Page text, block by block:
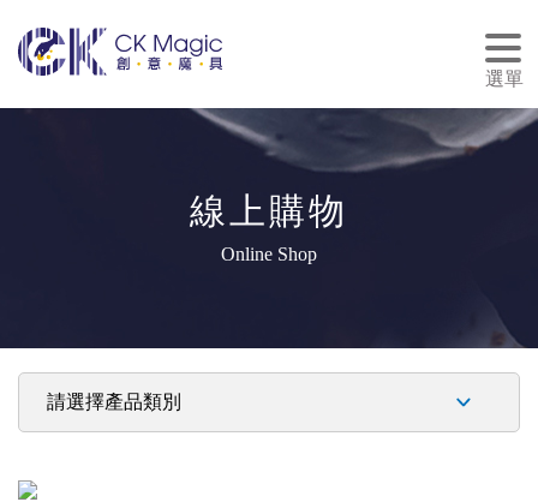
選單
線上購物
Online Shop